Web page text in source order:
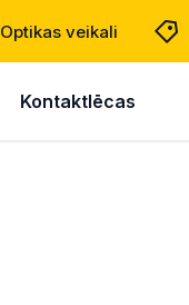
Optikas veikali
Kontaktlēcas